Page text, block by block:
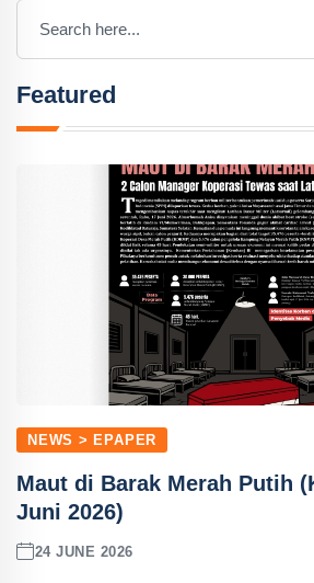
Featured
NEWS > EPAPER
Maut di Barak Merah Putih
Juni 2026)
24 JUNE 2026